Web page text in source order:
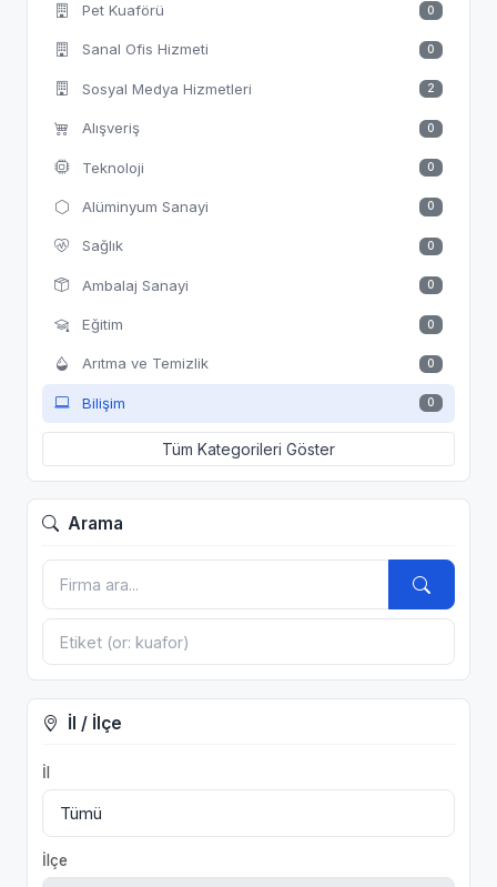
Pet Kuaförü 0
Sanal Ofis Hizmeti 0
Sosyal Medya Hizmetleri 2
Alışveriş 0
Teknoloji 0
Alüminyum Sanayi 0
Sağlık 0
Ambalaj Sanayi 0
Eğitim 0
Arıtma ve Temizlik 0
Bilişim 0
Tüm Kategorileri Göster
Arama
İl / İlçe
İl
İlçe